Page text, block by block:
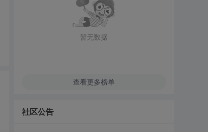
暂无数据
查看更多榜单
社区公告